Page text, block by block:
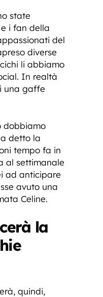
state
i fan della
del
diverse
li abbiamo
In realtà
una gaffe
dobbiamo
detto la
tempo fa in
al settimanale
ad anticipare
avuto una
Celine.
la
quindi,